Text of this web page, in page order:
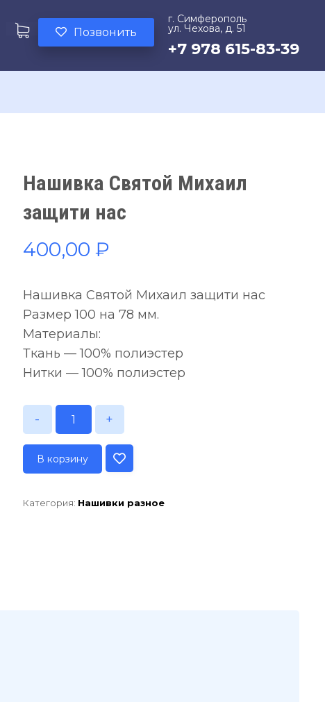
г. Симферополь
ул. Чехова, д. 51
+7 978 615-83-39
Позвонить
Нашивка Святой Михаил
защити нас
400,00 ₽
Нашивка Святой Михаил защити нас
Размер 100 на 78 мм.
Материалы:
Ткань — 100% полиэстер
Нитки — 100% полиэстер
- +
В корзину
Категория: Нашивки разное